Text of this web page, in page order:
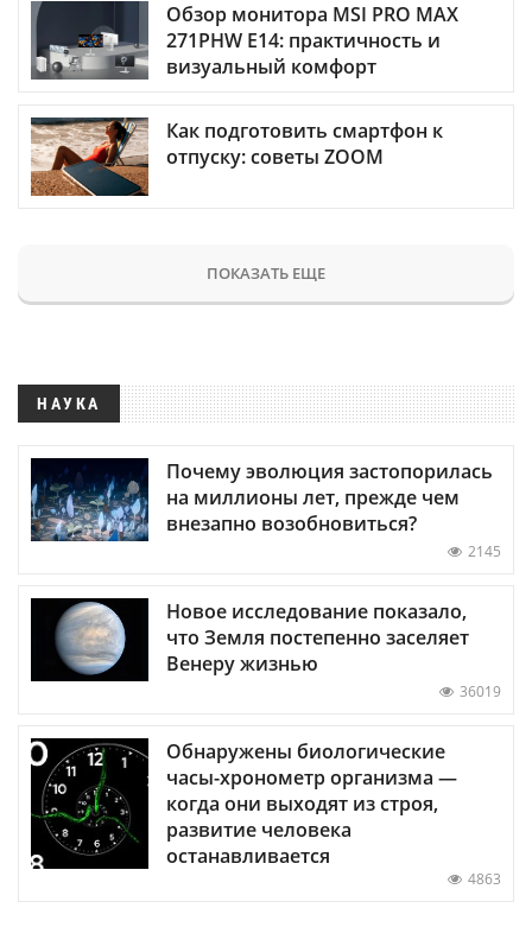
Обзор монитора MSI PRO MAX
271PHW E14: практичность и
визуальный комфорт
Как подготовить смартфон к
отпуску: советы ZOOM
ПОКАЗАТЬ ЕЩЕ
НАУКА
Почему эволюция застопорилась
на миллионы лет, прежде чем
внезапно возобновиться?
2145
Новое исследование показало,
что Земля постепенно заселяет
Венеру жизнью
36019
Обнаружены биологические
часы-хронометр организма —
когда они выходят из строя,
развитие человека
останавливается
4863